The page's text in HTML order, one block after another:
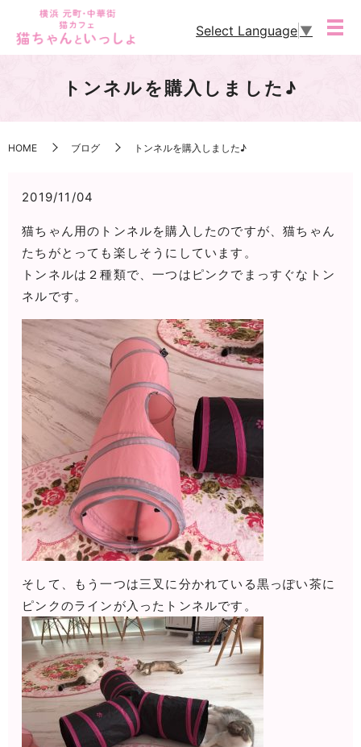
Select Language ▼
トンネルを購入しました♪
HOME ブログ トンネルを購入しました♪
2019/11/04
猫ちゃん用のトンネルを購入したのですが、猫ちゃん
たちがとっても楽しそうにしています。
トンネルは２種類で、一つはピンクでまっすぐなトン
ネルです。
そして、もう一つは三叉に分かれている黒っぽい茶に
ピンクのラインが入ったトンネルです。